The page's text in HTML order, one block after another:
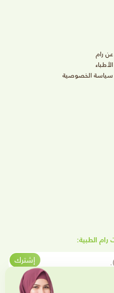
عن رام
الأطباء
سياسة الخصوصية
الطبية:
إشترك